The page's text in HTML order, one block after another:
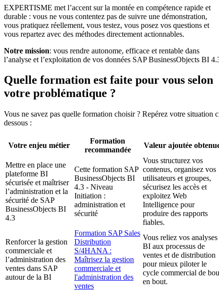
EXPERTISME met l’accent sur la montée en compétence rapide et
durable : vous ne vous contentez pas de suivre une démonstration,
vous pratiquez réellement, vous testez, vous posez vos questions et
vous repartez avec des méthodes directement actionnables.
Notre mission: vous rendre autonome, efficace et rentable dans
l’analyse et l’exploitation de vos données SAP BusinessObjects BI
Quelle formation est faite pour vous selon
votre problématique ?
Vous ne savez pas quelle formation choisir ? Repérez votre situation
dessous :
Votre enjeu métier
Formation
recommandée
Valeur ajoutée
Mettre en place une
plateforme BI
sécurisée et maîtriser
l’administration et la
sécurité de SAP
BusinessObjects BI
4.3
Cette formation SAP
BusinessObjects BI
4.3 - Niveau
Initiation :
administration et
sécurité
Vous structurez vos
contenus, organisez vos
utilisateurs et groupes,
sécurisez les accès et
exploitez Web
Intelligence pour
produire des rapports
fiables.
Renforcer la gestion
commerciale et
l’administration des
ventes dans SAP
autour de la BI
Formation SAP Sales
Distribution
S/4HANA :
Maîtrisez la gestion
commerciale et
l'administration des
ventes
Vous reliez vos analyses
BI aux processus de
ventes et de distribution
pour mieux piloter le
cycle commercial de
en bout.